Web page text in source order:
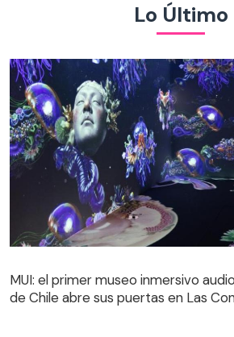
Lo Último
MUI: el primer museo inmersivo
de Chile abre sus puertas en Las